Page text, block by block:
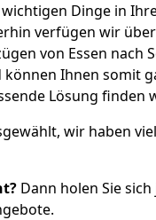
Dinge in
verfügen wir über
von Essen nach
Ihnen somit
Lösung finden
wir haben
Dann holen Sie